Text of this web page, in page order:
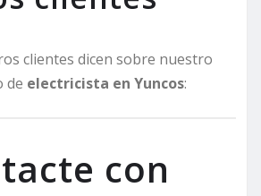
clientes dicen sobre nuestro
de electricista en Yuncos:
con